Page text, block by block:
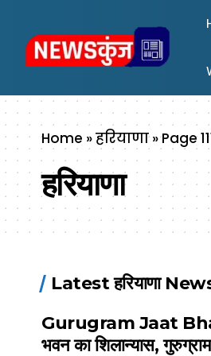
Home »हरियाणा»Page
हरियाणा
Latest हरियाणा
Gurugram Jaat
भवन का शिलान्यास,